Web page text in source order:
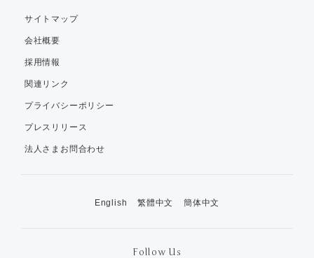
サイトマップ
会社概要
採用情報
関連リンク
プライバシーポリシー
プレスリリース
法人さまお問合わせ
English 繁體中文 簡体中文
Follow Us